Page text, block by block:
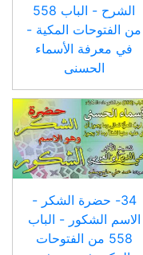
الشرح - الباب 558
من الفتوحات المكية -
في معرفة الأسماء
الحسنى
34- حضرة الشكر -
الاسم الشكور - الباب
558 من الفتوحات